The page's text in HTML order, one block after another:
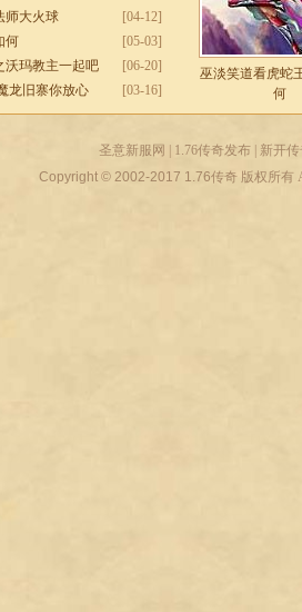
[04-12]
师大火球
[05-03]
何
[06-20]
沃玛教主一起吧
[03-16]
龙旧寨你放心
巫淡笑道看虎蛇
何
圣意新服网 1.76传奇发布|
新开
Copyright © 2002-2017 1.76传奇 版权所有